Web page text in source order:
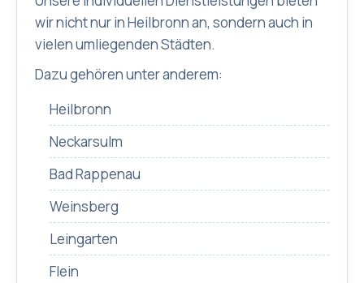
wir nicht nur in Heilbronn an, sondern auch in
vielen umliegenden Städten.
Dazu gehören unter anderem:
Heilbronn
Neckarsulm
Bad Rappenau
Weinsberg
Leingarten
Flein